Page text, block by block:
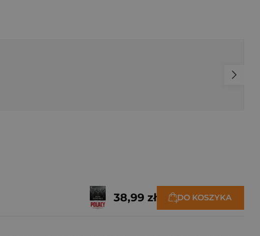
38,99 zł DO KOSZYKA